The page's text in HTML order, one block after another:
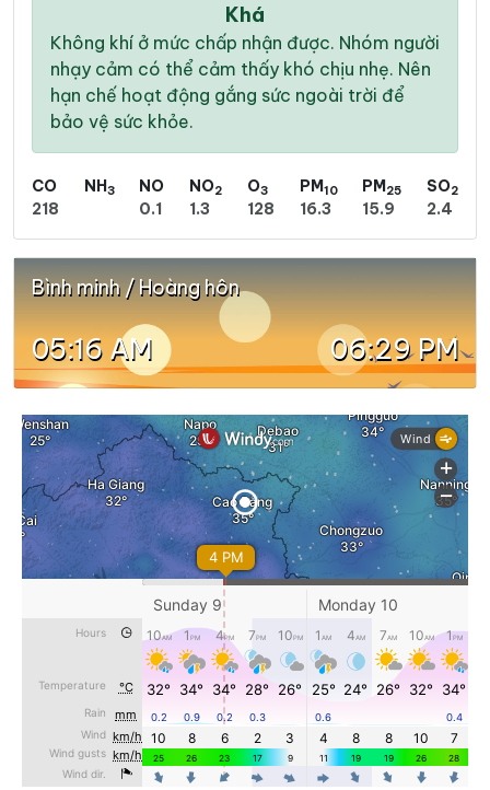
Khá
Không khí ở mức chấp nhận được. Nhóm người
nhạy cảm có thể cảm thấy khó chịu nhẹ. Nên
hạn chế hoạt động gắng sức ngoài trời để
bảo vệ sức khỏe.
CO
218
NH3
NO
0.1
NO2
1.3
O3
128
PM10
16.3
PM25
15.9
SO2
2.4
Bình minh / Hoàng hôn
05:16 AM 06:29 PM